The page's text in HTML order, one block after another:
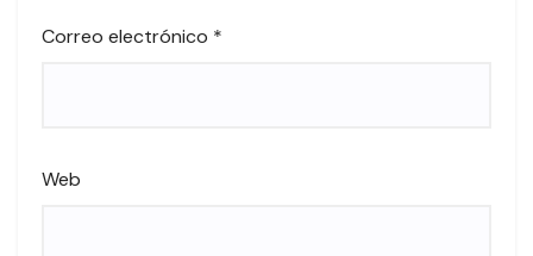
Correo electrónico *
Web